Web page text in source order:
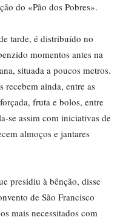
do «Pão dos Pobres».
tarde, é distribuído no
momentos antes na
situada a poucos metros.
recebem ainda, entre as
fruta e bolos, entre
se assim com iniciativas de
almoços e jantares
presidiu à bênção, disse
de São Francisco
mais necessitados com